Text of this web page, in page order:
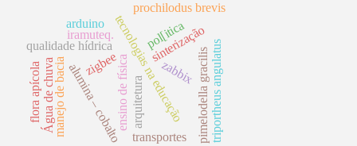
ensino de física
qualidade hídrica
manejo de bacia tecnologias na educação
alumina – cobalto
sinterização
zigbee zabbix
pol[itica
Água de chuva pimelodella gracilis
prochilodus brevis
triportheus angulatus
transportes
iramuteq.
flora apícola arquitetura
arduino